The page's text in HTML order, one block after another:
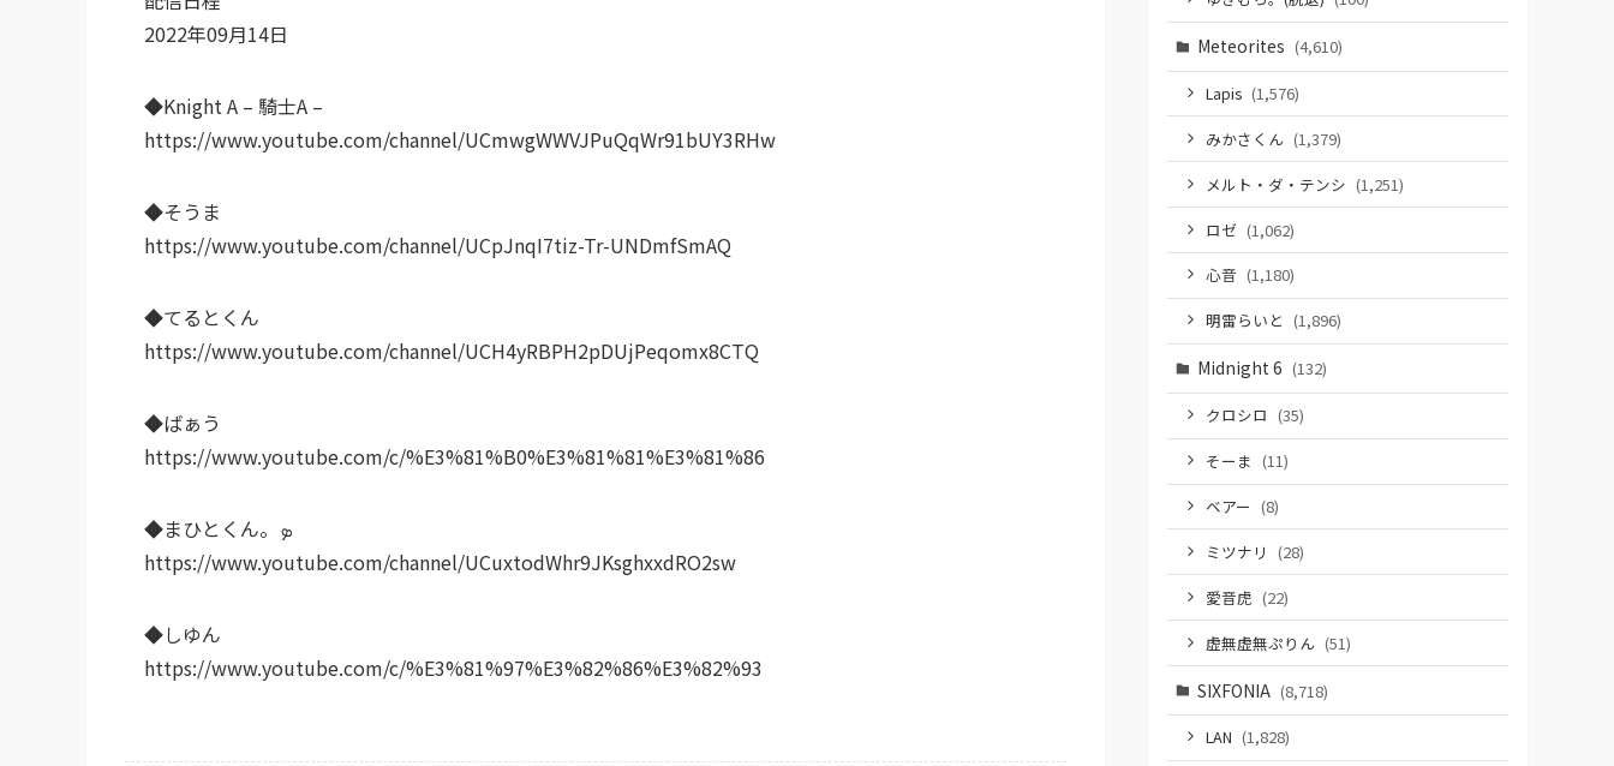
2022年09月14日
◆Knight A – 騎士A –
https://www.youtube.com/channel/UCmwgWWVJPuQqWr91bUY3RHw
◆そうま
https://www.youtube.com/channel/UCpJnqI7tiz-Tr-UNDmfSmAQ
◆てるとくん
https://www.youtube.com/channel/UCH4yRBPH2pDUjPeqomx8CTQ
◆ばぁう
https://www.youtube.com/c/%E3%81%B0%E3%81%81%E3%81%86
◆まひとくん。ܤ
https://www.youtube.com/channel/UCuxtodWhr9JKsghxxdRO2sw
◆しゆん
https://www.youtube.com/c/%E3%81%97%E3%82%86%E3%82%93
Meteorites (4,610)
Lapis (1,576)
みかさくん (1,379)
メルト・ダ・テンシ (1,251)
ロゼ (1,062)
心音 (1,180)
明雷らいと (1,896)
Midnight 6 (132)
クロシロ (35)
そーま (11)
ベアー (8)
ミツナリ (28)
愛音虎 (22)
虚無虚無ぷりん (51)
SIXFONIA (8,718)
LAN (1,828)